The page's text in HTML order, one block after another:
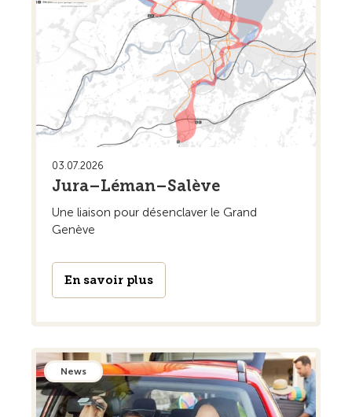
03.07.2026
Jura–Léman–Salève
Une liaison pour désenclaver le Grand
Genève
En savoir plus
News